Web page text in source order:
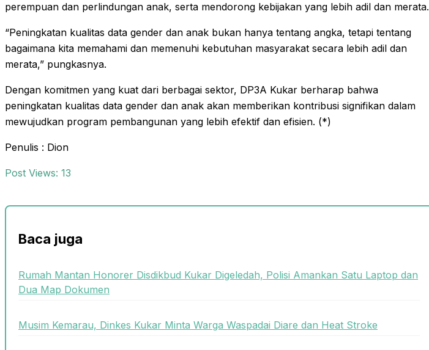
perempuan dan perlindungan anak, serta mendorong kebijakan yang lebih adil dan merata.
“Peningkatan kualitas data gender dan anak bukan hanya tentang angka, tetapi tentang
bagaimana kita memahami dan memenuhi kebutuhan masyarakat secara lebih adil dan
merata,” pungkasnya.
Dengan komitmen yang kuat dari berbagai sektor, DP3A Kukar berharap bahwa
peningkatan kualitas data gender dan anak akan memberikan kontribusi signifikan dalam
mewujudkan program pembangunan yang lebih efektif dan efisien. (*)
Penulis : Dion
Post Views: 13
Baca juga
Rumah Mantan Honorer Disdikbud Kukar Digeledah, Polisi Amankan Satu Laptop dan
Dua Map Dokumen
Musim Kemarau, Dinkes Kukar Minta Warga Waspadai Diare dan Heat Stroke